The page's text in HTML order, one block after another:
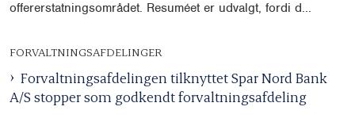
offererstatningsområdet. Resuméet er udvalgt, fordi d...
FORVALTNINGSAFDELINGER
Forvaltningsafdelingen tilknyttet Spar Nord Bank
A/S stopper som godkendt forvaltningsafdeling